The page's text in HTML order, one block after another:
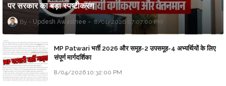
पर सरकार का बड़ा स्पष्टीकरण
Updesh Awasthee 8/01/2026 07:07:00 PM
MP Patwari भर्ती 2026 और समूह-2 उपसमूह-4 अभ्यर्थियों के लिए
संपूर्ण मार्गदर्शिका
8/04/2026 10:32:00 PM